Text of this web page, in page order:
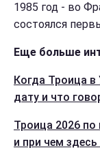
1985 год - во
состоялся
Еще больше
Когда Троица в
дату и что
Троица 2026
и при чем